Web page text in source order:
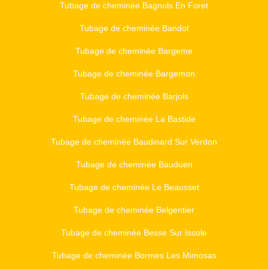
Tubage de cheminée Bagnols En Foret
Tubage de cheminée Bandol
Tubage de cheminée Bargeme
Tubage de cheminée Bargemon
Tubage de cheminée Barjols
Tubage de cheminée La Bastide
Tubage de cheminée Baudinard Sur Verdon
Tubage de cheminée Bauduen
Tubage de cheminée Le Beausset
Tubage de cheminée Belgentier
Tubage de cheminée Besse Sur Issole
Tubage de cheminée Bormes Les Mimosas